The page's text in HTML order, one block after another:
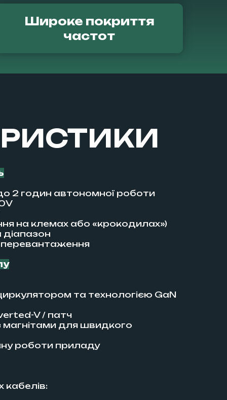
Широке покриття
частот
2 годин автономної роботи
на клемах або «крокодилах»)
перевантаження
та технологією GaN
V / патч
магнітами для швидкого
роботи приладу
кабелів: